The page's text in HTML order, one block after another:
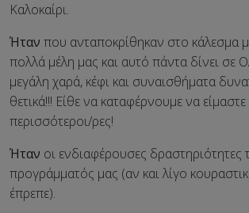
Καλοκαίρι.
Ήταν που ανταποκρίθηκαν στο κάλεσμα
πολλά μέλη μας και αυτό πάντα δίνει
μεγάλη χαρά, κέφι και συναισθήματα
θετικά!!! Είθε να καταφέρνουμε να
περισσότεροι/ρες!
Ήταν οι ενδιαφέρουσες δραστηριότητες
προγράμματός μας (αν και λίγο
έπρεπε).